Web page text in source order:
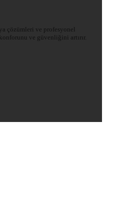
çözümleri ve profesyonel
ve güvenliğini artırır.